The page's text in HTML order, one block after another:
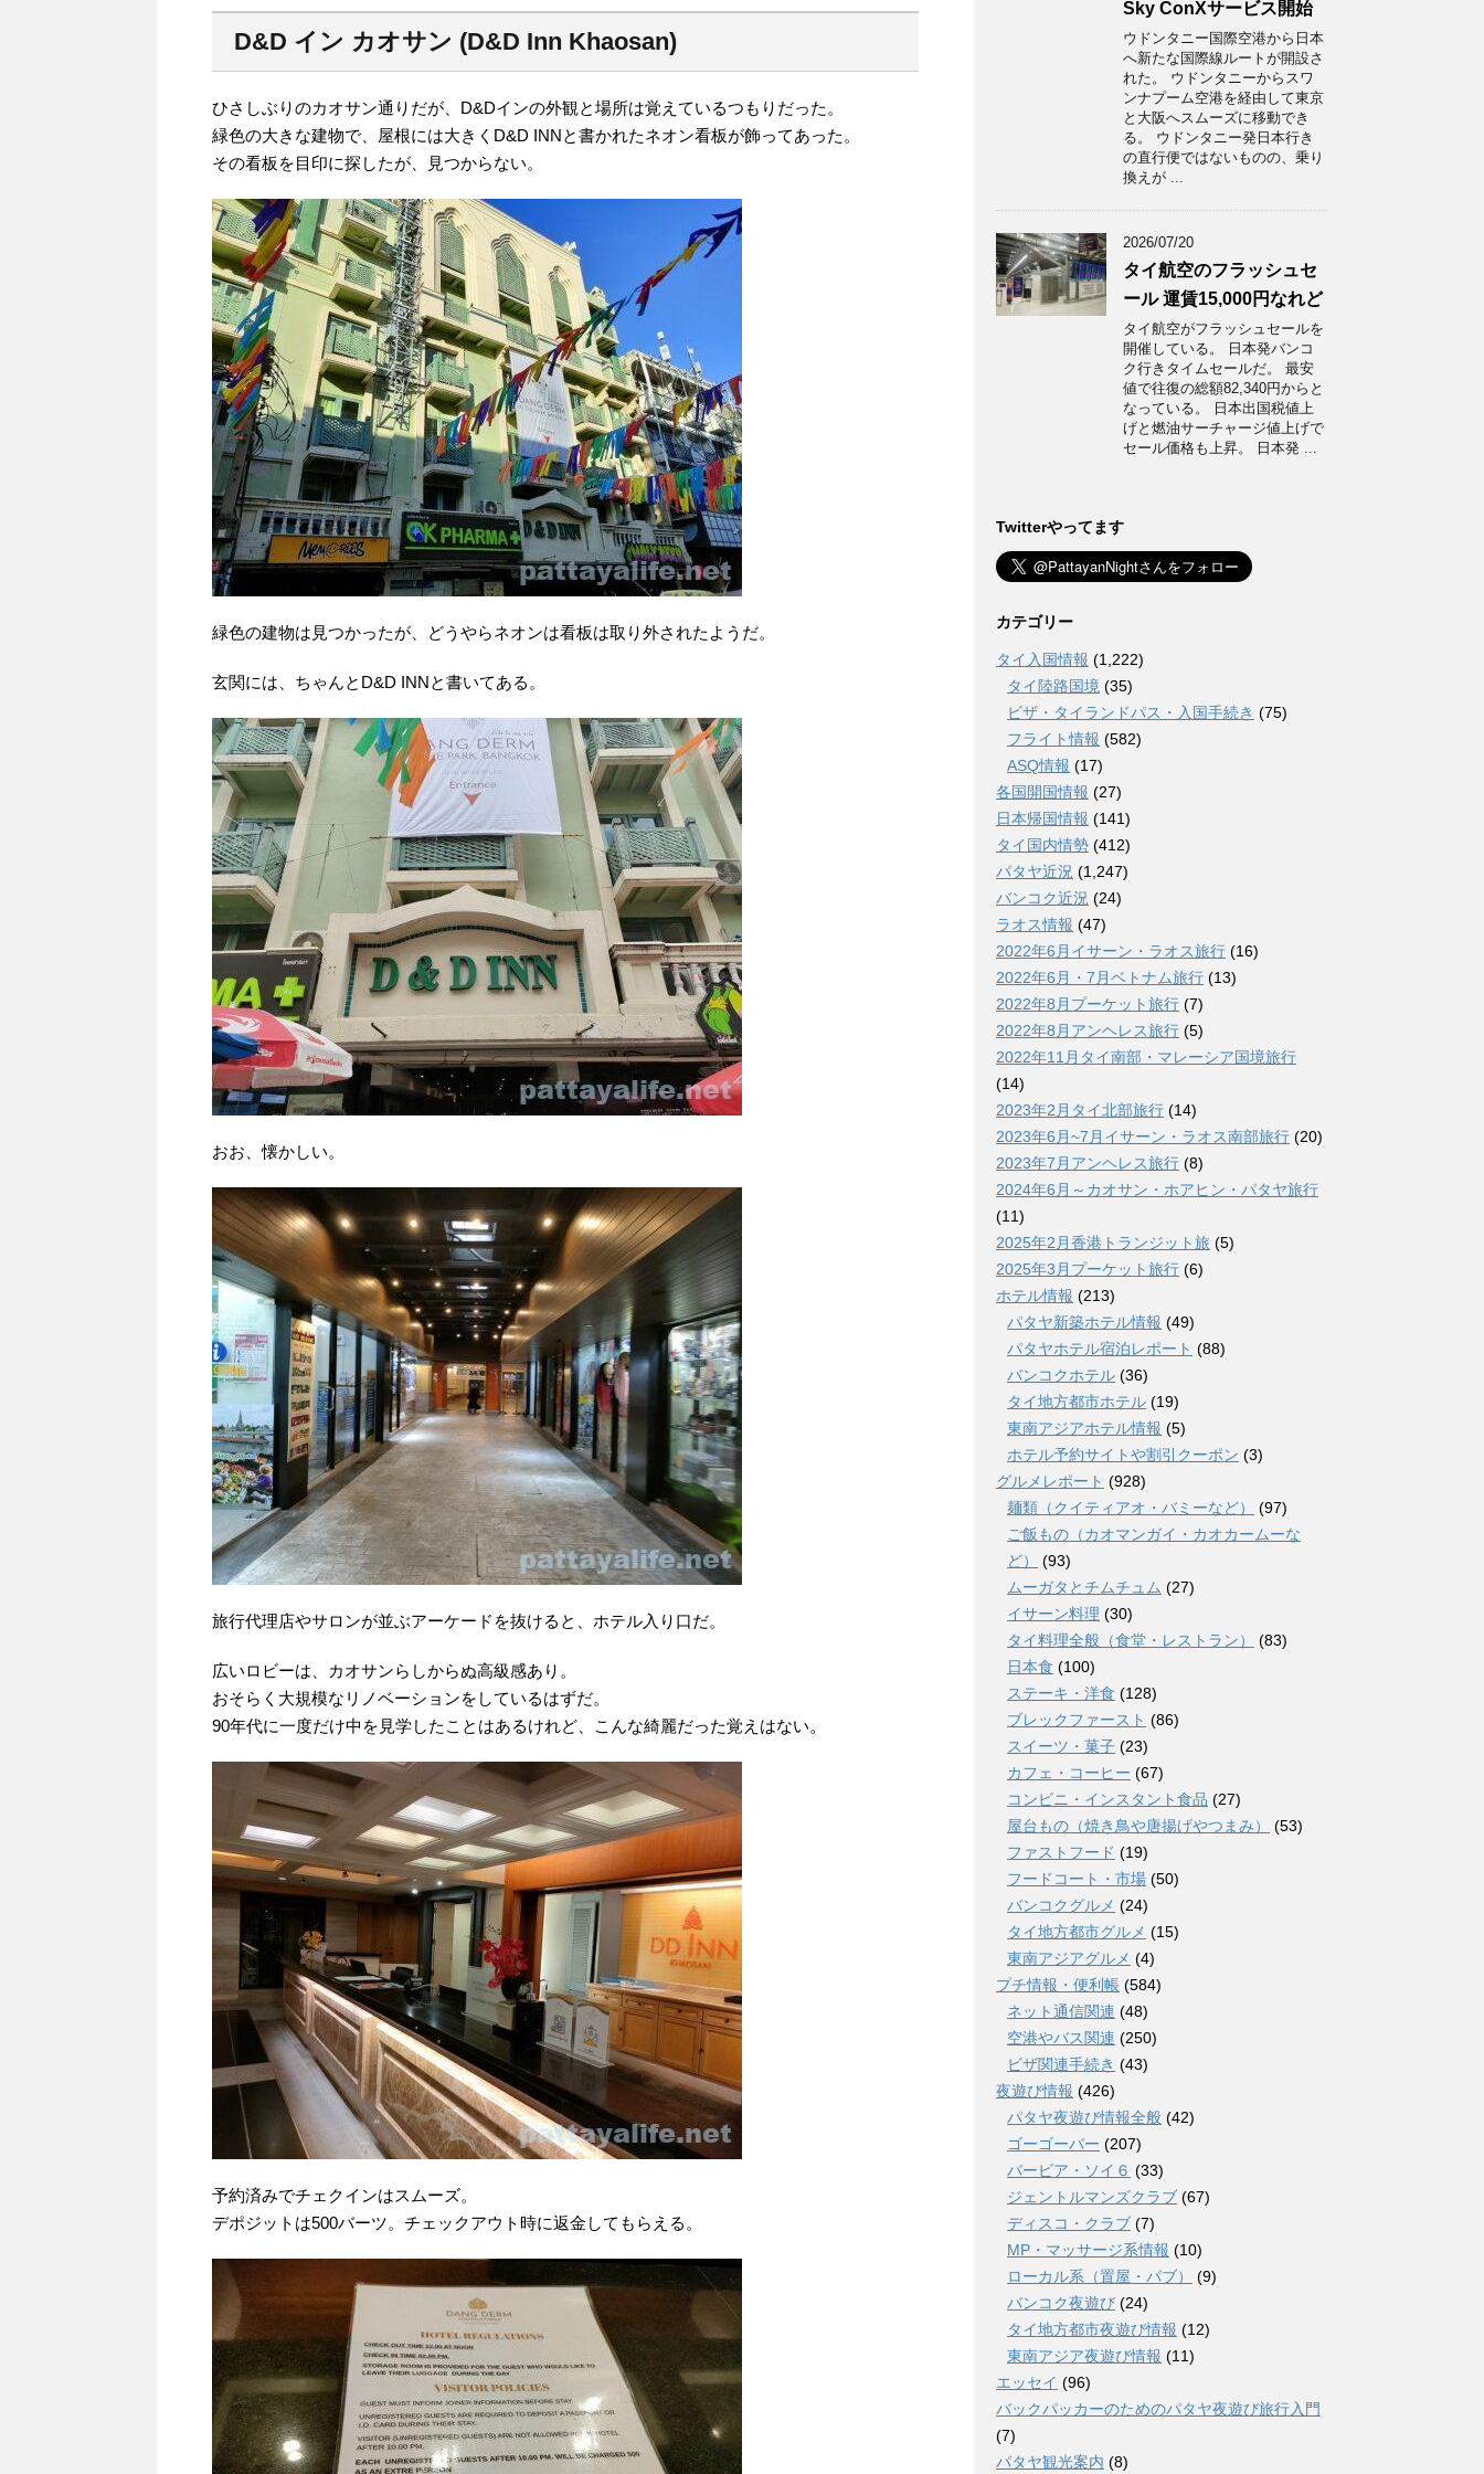
D&D イン カオサン (D&D Inn Khaosan)
ひさしぶりのカオサン通りだが、D&Dインの外観と場所は覚えているつもりだった。
緑色の大きな建物で、屋根には大きくD&D INNと書かれたネオン看板が飾ってあった。
その看板を目印に探したが、見つからない。
緑色の建物は見つかったが、どうやらネオンは看板は取り外されたようだ。
玄関には、ちゃんとD&D INNと書いてある。
おお、懐かしい。
旅行代理店やサロンが並ぶアーケードを抜けると、ホテル入り口だ。
広いロビーは、カオサンらしからぬ高級感あり。
おそらく大規模なリノベーションをしているはずだ。
90年代に一度だけ中を見学したことはあるけれど、こんな綺麗だった覚えはない。
予約済みでチェクインはスムーズ。
デポジットは500バーツ。チェックアウト時に返金してもらえる。
Sky ConXサービス開始
ウドンタニー国際空港から日本
へ新たな国際線ルートが開設さ
れた。 ウドンタニーからスワ
ンナプーム空港を経由して東京
と大阪へスムーズに移動でき
る。 ウドンタニー発日本行き
の直行便ではないものの、乗り
換えが ...
2026/07/20
タイ航空のフラッシュセ
ール 運賃15,000円なれど
タイ航空がフラッシュセールを
開催している。 日本発バンコ
ク行きタイムセールだ。 最安
値で往復の総額82,340円からと
なっている。 日本出国税値上
げと燃油サーチャージ値上げで
セール価格も上昇。 日本発 ...
Twitterやってます
カテゴリー
タイ入国情報 (1,222)
タイ陸路国境 (35)
ビザ・タイランドパス・入国手続き (75)
フライト情報 (582)
ASQ情報 (17)
各国開国情報 (27)
日本帰国情報 (141)
タイ国内情勢 (412)
パタヤ近況 (1,247)
バンコク近況 (24)
ラオス情報 (47)
2022年6月イサーン・ラオス旅行 (16)
2022年6月・7月ベトナム旅行 (13)
2022年8月プーケット旅行 (7)
2022年8月アンヘレス旅行 (5)
2022年11月タイ南部・マレーシア国境旅行
(14)
2023年2月タイ北部旅行 (14)
2023年6月~7月イサーン・ラオス南部旅行 (20)
2023年7月アンヘレス旅行 (8)
2024年6月～カオサン・ホアヒン・パタヤ旅行
(11)
2025年2月香港トランジット旅 (5)
2025年3月プーケット旅行 (6)
ホテル情報 (213)
パタヤ新築ホテル情報 (49)
パタヤホテル宿泊レポート (88)
バンコクホテル (36)
タイ地方都市ホテル (19)
東南アジアホテル情報 (5)
ホテル予約サイトや割引クーポン (3)
グルメレポート (928)
麺類（クイティアオ・バミーなど）
(97)
ご飯もの（カオマンガイ・カオカームーな
ど）
(93)
ムーガタとチムチュム (27)
イサーン料理 (30)
タイ料理全般（食堂・レストラン）
(83)
日本食 (100)
ステーキ・洋食 (128)
ブレックファースト (86)
スイーツ・菓子 (23)
カフェ・コーヒー (67)
コンビニ・インスタント食品 (27)
屋台もの（焼き鳥や唐揚げやつまみ）
(53)
ファストフード (19)
フードコート・市場 (50)
バンコクグルメ (24)
タイ地方都市グルメ (15)
東南アジアグルメ (4)
プチ情報・便利帳 (584)
ネット通信関連 (48)
空港やバス関連 (250)
ビザ関連手続き (43)
夜遊び情報 (426)
パタヤ夜遊び情報全般 (42)
ゴーゴーバー (207)
バービア・ソイ６ (33)
ジェントルマンズクラブ (67)
ディスコ・クラブ (7)
MP・マッサージ系情報 (10)
ローカル系（置屋・パブ）
(9)
バンコク夜遊び (24)
タイ地方都市夜遊び情報 (12)
東南アジア夜遊び情報 (11)
エッセイ (96)
バックパッカーのためのパタヤ夜遊び旅行入門
(7)
パタヤ観光案内 (8)